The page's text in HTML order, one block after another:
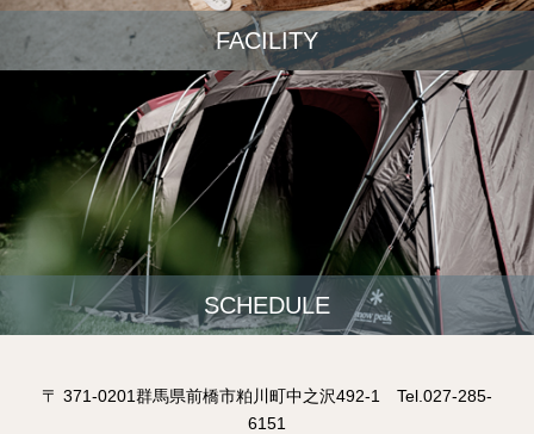
FACILITY
SCHEDULE
〒 371-0201群馬県前橋市粕川町中之沢492-1 Tel.027-285-
6151